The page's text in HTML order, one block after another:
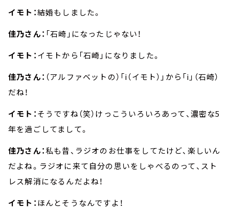
イモト：結婚もしました。
佳乃さん： 「石崎」になったじゃない！
イモト：イモトから「石崎」になりました。
佳乃さん： （アルファベットの）「i（イモト）」から「i」（石崎）
だね！
イモト：そうですね（笑）けっこういろいろあって、濃密な5
年を過ごしてまして。
佳乃さん：私も昔、ラジオのお仕事をしてたけど、楽しいん
だよね。ラジオに来て自分の思いをしゃべるのって、スト
レス解消になるんだよね！
イモト：ほんとそうなんですよ！